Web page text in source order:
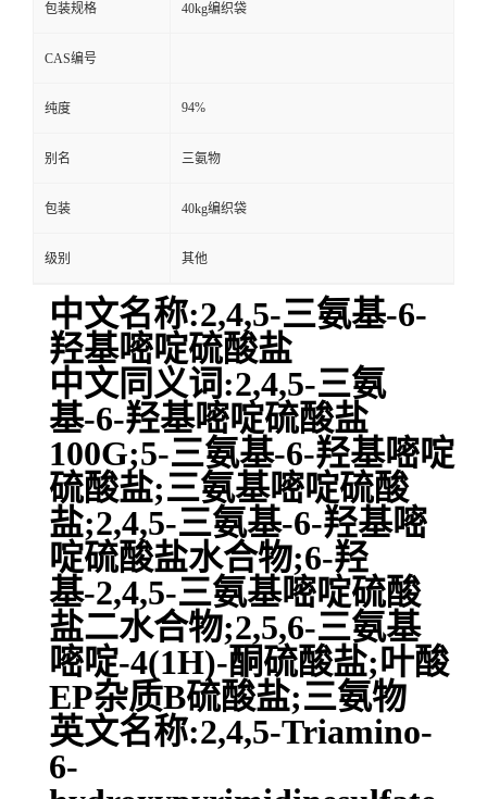
包装规格 40kg编织袋
CAS编号
纯度 94%
别名 三氨物
包装 40kg编织袋
级别 其他
中文名称:2,4,5-三氨基-6-
羟基嘧啶硫酸盐
中文同义词:2,4,5-三氨
基-6-羟基嘧啶硫酸盐
100G;5-三氨基-6-羟基嘧啶
硫酸盐;三氨基嘧啶硫酸
盐;2,4,5-三氨基-6-羟基嘧
啶硫酸盐水合物;6-羟
基-2,4,5-三氨基嘧啶硫酸
盐二水合物;2,5,6-三氨基
嘧啶-4(1H)-酮硫酸盐;叶酸
EP杂质B硫酸盐;三氨物
英文名称:2,4,5-Triamino-
6-